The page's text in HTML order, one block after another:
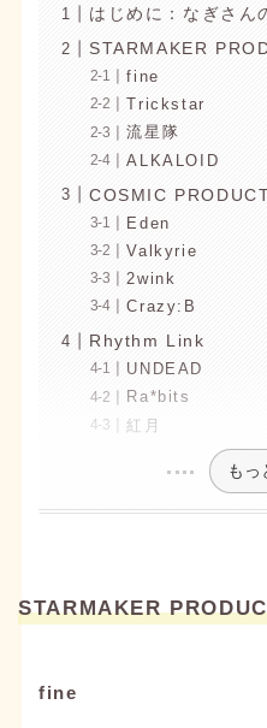
はじめに：なぎさん
STARMAKER
fine
Trickstar
流星隊
ALKALOID
COSMIC
Eden
Valkyrie
2wink
Crazy:B
Rhythm Link
UNDEAD
Ra*bits
紅月
もっ
STARMAKER
fine